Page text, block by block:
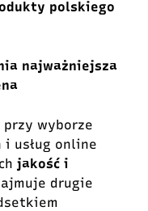
polskiego
najważniejsza
wyborze
usług online
jakość i
drugie